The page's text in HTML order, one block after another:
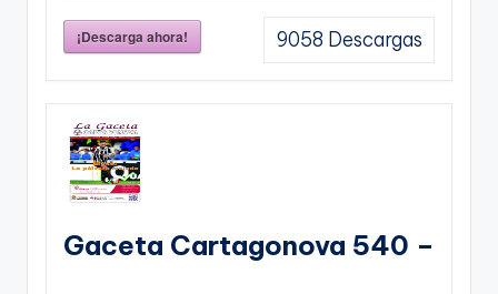
¡Descarga ahora! 9058 Descargas
Gaceta Cartagonova 540 –